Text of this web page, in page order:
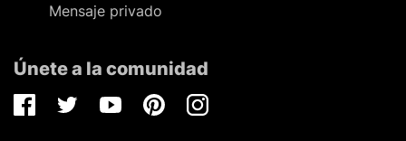
Mensaje privado
Únete a la comunidad
FacebookTwitterYoutubePinterestInstagram